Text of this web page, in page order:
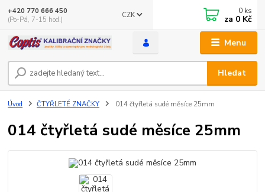
Menu
CZK
Hledat
+420 770 666 450
(Po-Pá, 7-15 hod.)
0 ks
za 0 Kč
Úvod ČTYŘLETÉ ZNAČKY 014 čtyřletá sudé měsíce 25mm
014 čtyřletá sudé měsíce 25mm